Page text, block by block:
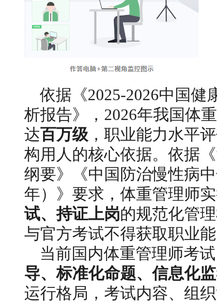
依据《2025-2026中国健
析报告》，2026年我国体
达百万级 ，职业能力水平
构用人的核心依据。依据
纲要》《中国防治慢性病
年）》要求，体重管理师
试、持证上岗的规范化管
与官方考试不得获取职业
当前国内体重管理师考
导、标准化命题、信息化
运行格局，考试内容、组